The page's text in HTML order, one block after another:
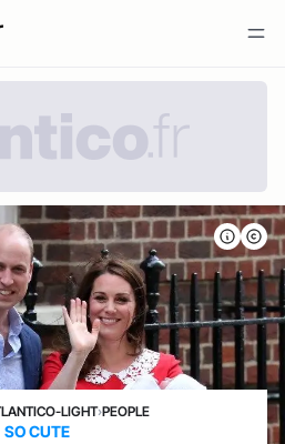
LIGHT›PEOPLE
SO CUTE